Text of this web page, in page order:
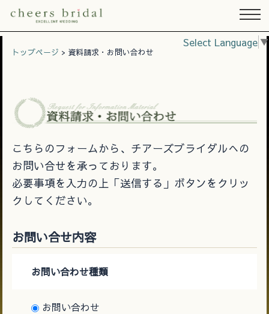
Select Language ▼
トップページ > 資料請求・お問い合わせ
こちらのフォームから、チアーズブライダルへの
お問い合せを承っております。
必要事項を入力の上「送信する」ボタンをクリッ
クしてください。
お問い合せ内容
お問い合わせ種類
お問い合わせ